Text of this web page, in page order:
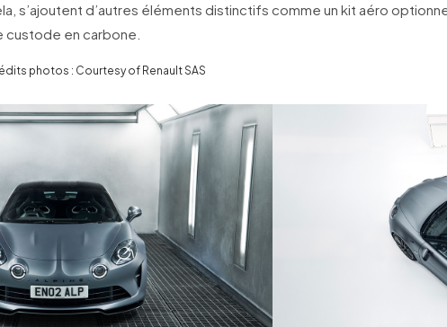
s’ajoutent d’autres éléments distinctifs comme un kit aéro
custode en carbone.
photos : Courtesy of Renault SAS